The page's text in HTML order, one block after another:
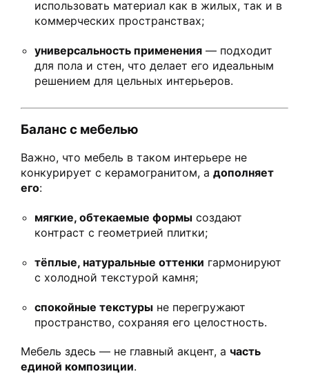
использовать материал как в жилых, так и в
коммерческих пространствах;
универсальность применения — подходит
для пола и стен, что делает его идеальным
решением для цельных интерьеров.
Баланс с мебелью
Важно, что мебель в таком интерьере не
конкурирует с керамогранитом, а дополняет
его:
мягкие, обтекаемые формы создают
контраст с геометрией плитки;
тёплые, натуральные оттенки гармонируют
с холодной текстурой камня;
спокойные текстуры не перегружают
пространство, сохраняя его целостность.
Мебель здесь — не главный акцент, а часть
единой композиции.